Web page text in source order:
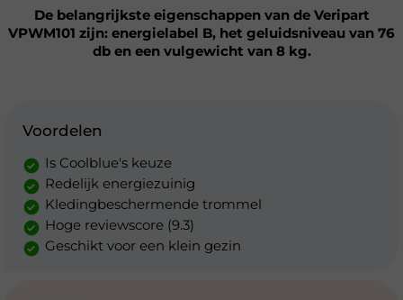
De belangrijkste eigenschappen van de Veripart
VPWM101 zijn: energielabel B, het geluidsniveau van 76
db en een vulgewicht van 8 kg.
Voordelen
Is Coolblue's keuze
Redelijk energiezuinig
Kledingbeschermende trommel
Hoge reviewscore (9.3)
Geschikt voor een klein gezin